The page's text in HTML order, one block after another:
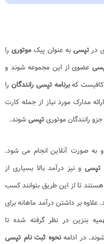
درتپسیبه عنوان پیکموتوری را
عضوی از این مجموعه شوند و
کافیست کهبرنامه تپسی رانندگان را
مدارک مورد نیاز از جمله کارت
رانندگان موتوریتپسیشوند.
و به صورت آنلاین انجام می شود.
تپسیو نیز درآمد بالا بسیاری از
هستند تا از این طریق بتوانند کسب
علاوه بر داشتن درآمد ماهانه برای
بنزین در نظر گرفته شده تا
در ادامهنحوه ثبت نام تپسی